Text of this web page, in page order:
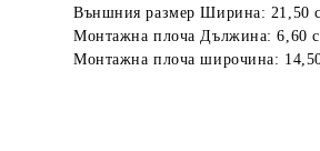
Външния размер Ширина: 21,50
Монтажна плоча Дължина: 6,60
Монтажна плоча широчина: